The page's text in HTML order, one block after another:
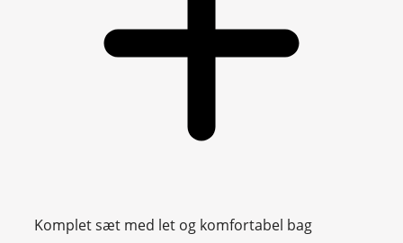
Komplet sæt med let og komfortabel bag